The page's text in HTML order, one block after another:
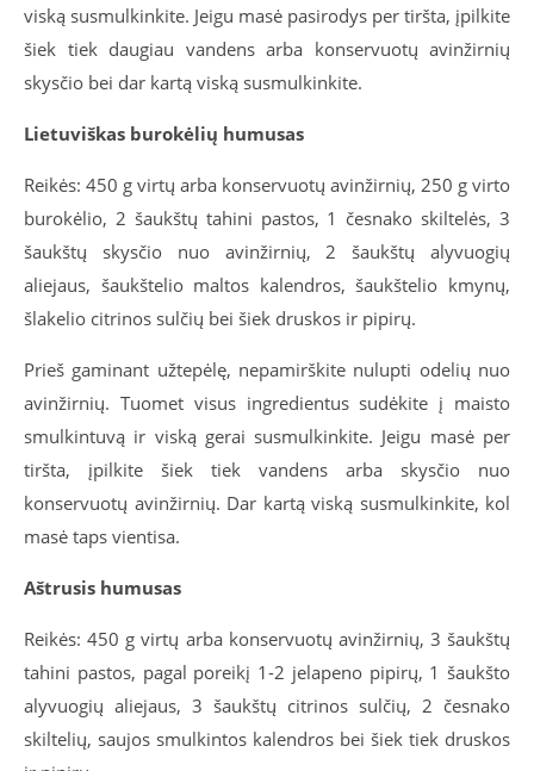
viską susmulkinkite. Jeigu masė pasirodys per tiršta, įpilkite
šiek tiek daugiau vandens arba konservuotų avinžirnių
skysčio bei dar kartą viską susmulkinkite.
Lietuviškas burokėlių humusas
Reikės: 450 g virtų arba konservuotų avinžirnių, 250 g virto
burokėlio, 2 šaukštų tahini pastos, 1 česnako skiltelės, 3
šaukštų skysčio nuo avinžirnių, 2 šaukštų alyvuogių
aliejaus, šaukštelio maltos kalendros, šaukštelio kmynų,
šlakelio citrinos sulčių bei šiek druskos ir pipirų.
Prieš gaminant užtepėlę, nepamirškite nulupti odelių nuo
avinžirnių. Tuomet visus ingredientus sudėkite į maisto
smulkintuvą ir viską gerai susmulkinkite. Jeigu masė per
tiršta, įpilkite šiek tiek vandens arba skysčio nuo
konservuotų avinžirnių. Dar kartą viską susmulkinkite, kol
masė taps vientisa.
Aštrusis humusas
Reikės: 450 g virtų arba konservuotų avinžirnių, 3 šaukštų
tahini pastos, pagal poreikį 1-2 jelapeno pipirų, 1 šaukšto
alyvuogių aliejaus, 3 šaukštų citrinos sulčių, 2 česnako
skiltelių, saujos smulkintos kalendros bei šiek tiek druskos